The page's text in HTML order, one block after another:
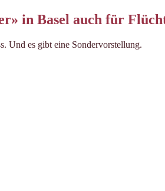
in Basel auch für
Und es gibt eine Sondervorstellung.